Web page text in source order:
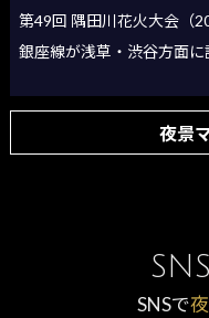
第49回 隅田川花火大会（
銀座線が浅草・渋谷方面に
夜景
SNSで